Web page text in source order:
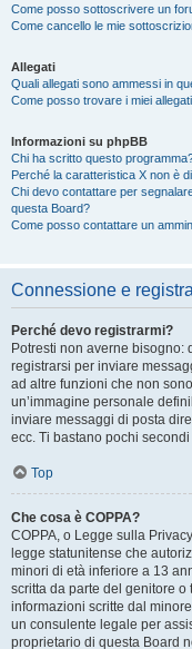
Come posso sottoscrivere un
Come cancello le mie
Allegati
Quali allegati sono ammessi in
Come posso trovare i miei
Informazioni su phpBB
Chi ha scritto questo
Perché la caratteristica X non è
Chi devo contattare per
questa Board?
Come posso contattare un
Connessione e
Perché devo registrarmi?
Potresti non averne
registrarsi per inviare
ad altre funzioni che non
un’immagine personale
inviare messaggi di posta
ecc. Ti bastano pochi
Top
Che cosa è COPPA?
COPPA, o Legge sulla
legge statunitense che
minori di età inferiore a 13
scritta da parte del genitore
informazioni scritte dal
un consulente legale per
proprietario di questa Board